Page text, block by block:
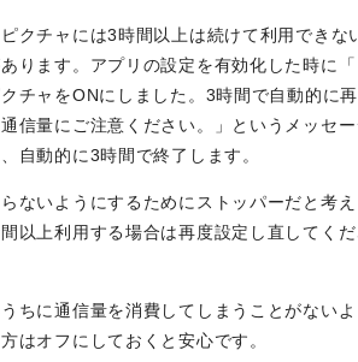
クチャには3時間以上は続けて利用できな
ります。アプリの設定を有効化した時に
チャをONにしました。3時間で自動的に再
信量にご注意ください。」というメッセ
自動的に3時間で終了します。
ないようにするためにストッパーだと考
以上利用する場合は再度設定し直してく
ちに通信量を消費してしまうことがない
はオフにしておくと安心です。